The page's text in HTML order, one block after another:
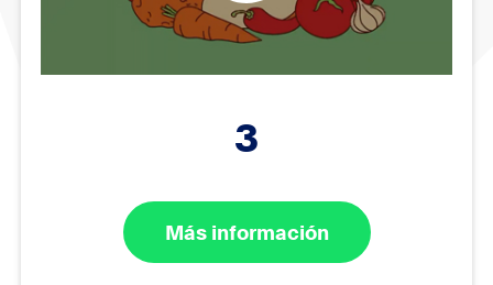
3
Más información